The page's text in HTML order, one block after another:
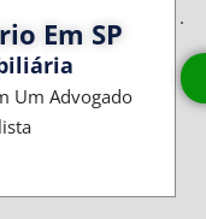
Em SP
Um Advogado